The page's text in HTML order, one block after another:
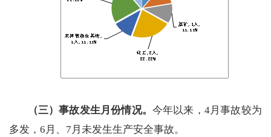
（三）事故发生月份情况。 今年以来，4月事故较为
多发，6月、7月未发生生产安全事故。